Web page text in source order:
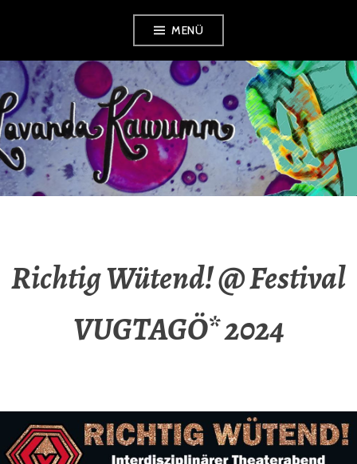
springen
MENÜ
LAVANDA
KAWUMM
Richtig Wütend! @ Festival
VUGTAGÖ* 2024